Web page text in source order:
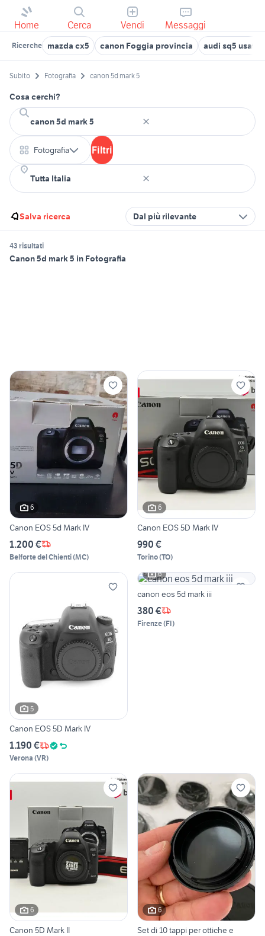
Home Cerca Vendi Messaggi
Ricerche mazda cx5 canon Foggia provincia audi sq5 usata
Subito Fotografia canon 5d mark 5
Cosa cerchi?
Fotografia Filtri
Salva ricerca Dal più rilevante
43 risultati
Canon 5d mark 5 in Fotografia
6
Canon EOS 5d Mark IV
1.200 €
Belforte del Chienti(MC)
6
Canon EOS 5D Mark IV
990 €
Torino(TO)
5
Canon EOS 5D Mark IV
1.190 €
Verona (VR)
6
canon eos 5d mark iii
380 €
Firenze(FI)
6
Canon 5D Mark II
6
Set di 10 tappi per ottiche e